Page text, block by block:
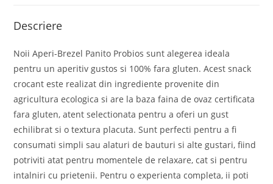
Descriere
Noii Aperi-Brezel Panito Probios sunt alegerea ideala
pentru un aperitiv gustos si 100% fara gluten. Acest snack
crocant este realizat din ingrediente provenite din
agricultura ecologica si are la baza faina de ovaz certificata
fara gluten, atent selectionata pentru a oferi un gust
echilibrat si o textura placuta. Sunt perfecti pentru a fi
consumati simpli sau alaturi de bauturi si alte gustari, fiind
potriviti atat pentru momentele de relaxare, cat si pentru
intalniri cu prietenii. Pentru o experienta completa, ii poti